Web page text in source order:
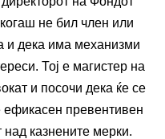
не бил член или
и дека има механизми
Тој е магистер на
и посочи дека ќе се
превентивен
казнените мерки.